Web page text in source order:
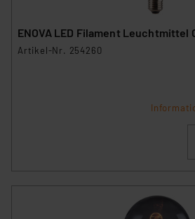
ENOVA LED Filament Leuchtmittel
Artikel-Nr. 254260